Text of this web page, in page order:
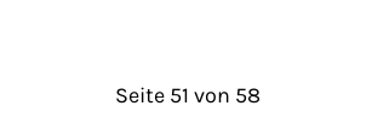
Seite 51 von 58